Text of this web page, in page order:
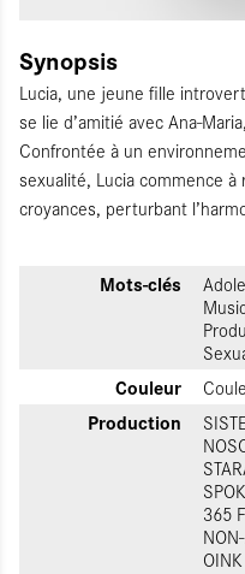
Synopsis
Lucia, une jeune fille
se lie d’amitié avec Ana-
Confrontée à un
sexualité, Lucia commence
croyances, perturbant
Mots-clés
Couleur
Production
365
OINK